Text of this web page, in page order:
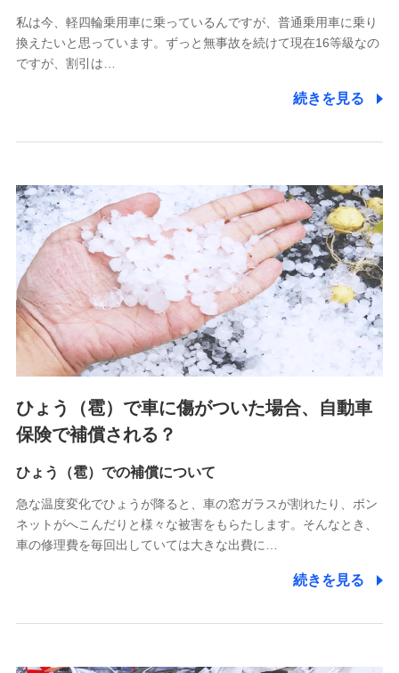
(https://pshoken.co.jp/)
リトルファミリー少額短期保険株式会社
(https://www.littlefamily-ssi.com/)
郵便、電話、およびＥメール等により、当社と取引のあるも
た維持管理等の委託業務遂行のため、またそれらに付帯、関
連する当社および提携会社のサービスを案内、提供するため
（なお、当社は複数の保険会社と取引があり、取得した個人
情報を取引のある他の保険会社の商品・サービスをご提案す
るために利用させていただくことがあります。）
上記に係る連絡・手続き・管理等付帯業務を行うため
3.セミナー募集サイトから取得した個人情報
各種セミナーの案内、開催のため
上記に係る連絡・手続き・管理等付帯業務を行うため
4.家族・友達紹介にて取得した個人情報
被紹介者への連絡、及び当社と取引のあるもしくは委託を受
けている保険会社・提携会社の保険その他に関する情報を提
供し、金融商品等の契約を勧奨するため
アンケートやキャンペーン等の実施のため
上記に係る連絡・手続き・管理等付帯業務を行うため
5.通話録音にて取得する情報
私は今、軽四輪乗用車に乗っているんですが、普通乗用車に乗り
換えたいと思っています。ずっと無事故を続けて現在16等級なの
ですが、割引は…
続きを見る
ひょう（雹）で車に傷がついた場合、自動車
保険で補償される？
ひょう（雹）での補償について
急な温度変化でひょうが降ると、車の窓ガラスが割れたり、ボン
ネットがへこんだりと様々な被害をもらたします。そんなとき、
車の修理費を毎回出していては大きな出費に…
続きを見る